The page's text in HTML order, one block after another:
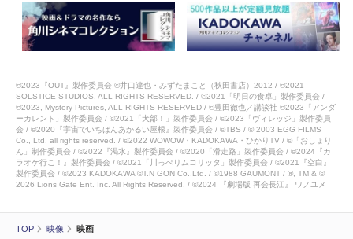
TOP 映像 映画
©2023『OUT』製作委員会 ©井口達也・みずたまこと（秋田書店）2012 / ©2021
SOLSTICE STUDIOS. ALL RIGHTS RESERVED. / ©2021「明日の食卓」製作委員会 /
©2023, Mystery Pictures, ALL RIGHTS RESERVED / ©豊田徹也／講談社 ©2023「アンダ
ーカレント」製作委員会 / ©2021「犬部！」製作委員会 / ©︎2023「ヴィレッジ」製作委員
会 / ©2020『宇宙でいちばんあかるい屋根』製作委員会 / ©TBS / © 2003 EGG FILMS
Co., Ltd. all rights reserved. / ©2022 WOWOW・KADOKAWA・ひかりTV / ©「おしょり
ん」制作委員会 / ©2022『渇水』製作委員会 / ©2020「滑走路」製作委員会 / ©2024『カ
ラオケ行こ！』製作委員会 / ©︎2021「川っぺりムコリッタ」製作委員会 / ©2021『空白』
製作委員会 / ©2023 KADOKAWA ©T.N GON Co.,Ltd. / ©1988 GAUMONT / ®, TM & ©
2026 Lions Gate Ent. Inc. All Rights Reserved. / ©2024 『劇場版 再会長江』 ワノユメ